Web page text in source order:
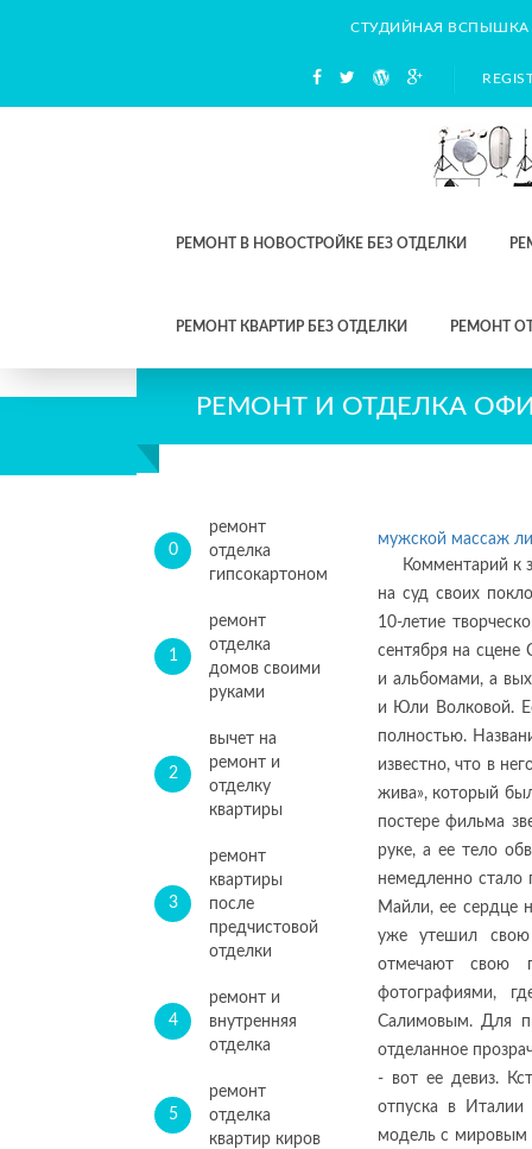
СТУДИЙНАЯ ВСПЫШКА
РЕМОНТ В НОВОСТРОЙКЕ БЕЗ ОТДЕЛКИ
РЕМОНТ КВАРТИР БЕЗ ОТДЕЛКИ РЕМОНТ
РЕМОНТ И ОТДЕЛКА
0
ремонт
отделка
гипсокартоном
1
ремонт
отделка
домов своими
руками
2
вычет на
ремонт и
отделку
квартиры
3
ремонт
квартиры
после
предчистовой
отделки
4
ремонт и
внутренняя
отделка
5
ремонт
отделка
квартир киров
мужской массаж
Комментарий к
на суд своих
10-летие
сентября на
и альбомами, а
и Юли Волковой.
полностью.
известно, что в
жива», который
постере фильма
руке, а ее тело
немедленно
Майли, ее сердце
уже утешил свою
отмечают свою
фотографиями,
Салимовым. Для
отделанное
- вот ее девиз.
отпуска в Италии
модель с мировым